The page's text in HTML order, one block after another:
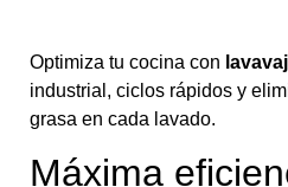
Optimiza tu cocina con
industrial, ciclos rápidos y
grasa en cada lavado.
Máxima